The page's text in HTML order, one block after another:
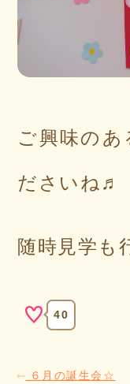
ご興味のあ
ださいね♬
随時見学も
40
６月の誕生会☆